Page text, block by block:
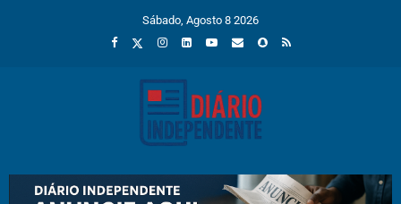
Sábado, Agosto 8 2026